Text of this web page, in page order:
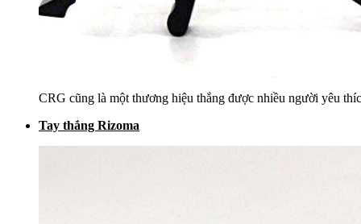
CRG cũng là một thương hiệu thắng được nhiều người yêu
Tay thắng Rizoma